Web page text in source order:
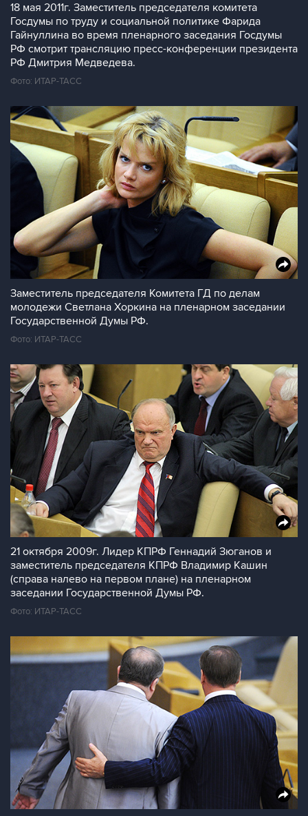
18 мая 2011г. Заместитель председателя комитета
Госдумы по труду и социальной политике Фарида
Гайнуллина во время пленарного заседания Госдумы
РФ смотрит трансляцию пресс-конференции президента
РФ Дмитрия Медведева.
Фото: ИТАР-ТАСС
Заместитель председателя Комитета ГД по делам
молодежи Светлана Хоркина на пленарном заседании
Государственной Думы РФ.
Фото: ИТАР-ТАСС
21 октября 2009г. Лидер КПРФ Геннадий Зюганов и
заместитель председателя КПРФ Владимир Кашин
(справа налево на первом плане) на пленарном
заседании Государственной Думы РФ.
Фото: ИТАР-ТАСС